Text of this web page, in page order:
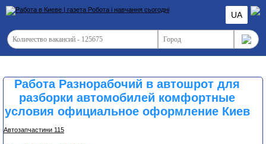
UA
Работа Разнорабочий в автошрот для
разборки автомобилей комфортные
условия официальное оформление Киев
Автозапчастини 115